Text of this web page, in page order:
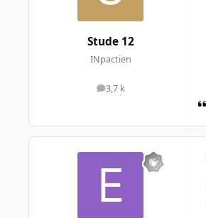
Stude 12
INpactien
3,7 k
messages